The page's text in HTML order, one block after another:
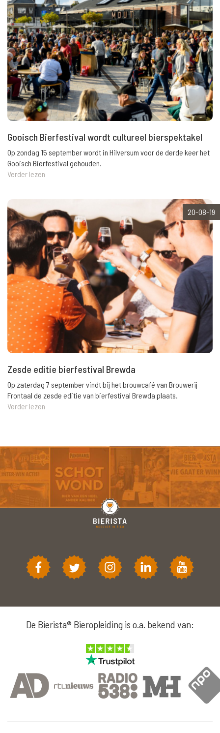
Gooisch Bierfestival wordt cultureel bierspektakel
Op zondag 15 september wordt in Hilversum voor de derde keer het
Gooisch Bierfestival gehouden.
Verder lezen
20-08-19
Zesde editie bierfestival Brewda
Op zaterdag 7 september vindt bij het brouwcafé van Brouwerij
Frontaal de zesde editie van bierfestival Brewda plaats.
Verder lezen
De Bierista® Bieropleiding is o.a. bekend van: